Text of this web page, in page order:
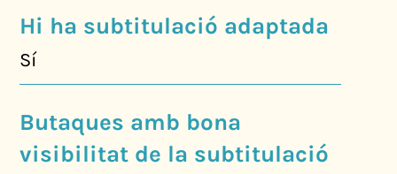
Hi ha subtitulació adaptada
Sí
Butaques amb bona
visibilitat de la subtitulació